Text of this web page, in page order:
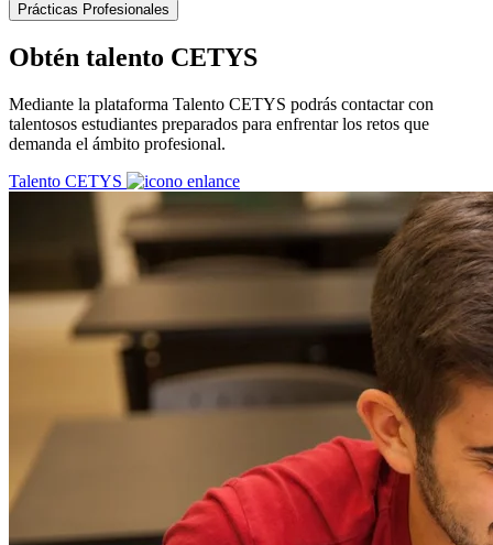
Prácticas Profesionales
Obtén talento CETYS
Mediante la plataforma Talento CETYS podrás contactar con
talentosos estudiantes preparados para enfrentar los retos que
demanda el ámbito profesional.
Talento CETYS